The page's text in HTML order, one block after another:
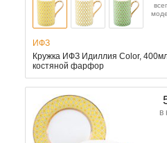
ИФЗ
Кружка ИФЗ Идиллия Color,
костяной фарфор
в